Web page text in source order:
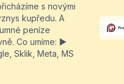
s novými
kupředu. A
peníze
Co umíme: ▶️
Sklik, Meta, MS